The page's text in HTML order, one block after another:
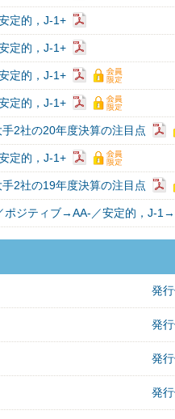
定的，J-1+
定的，J-1+
定的，J-1+
定的，J-1+
手2社の20年度決算の注目点
定的，J-1+
手2社の19年度決算の注目点
ポジティブ→AA-／安定的，J-
発
発
発
発